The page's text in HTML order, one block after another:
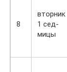
8
вторник
1 сед-
мицы